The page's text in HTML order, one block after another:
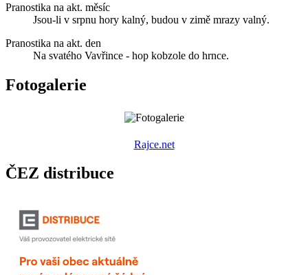
Pranostika na akt. měsíc
Jsou-li v srpnu hory kalný, budou v zimě mrazy valný.
Pranostika na akt. den
Na svatého Vavřince - hop kobzole do hrnce.
Fotogalerie
Rajce.net
ČEZ distribuce